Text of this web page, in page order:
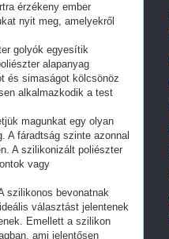
érzékeny ember
nyit meg, amelyekről
golyók egyesítik
alapanyag
és simaságot kölcsönöz
alkalmazkodik a test
magunkat egy olyan
A fáradtság szinte azonnal
A szilikonizált poliészter
vagy
szilikonos bevonatnak
választást jelentenek
Emellett a szilikon
ami jelentősen